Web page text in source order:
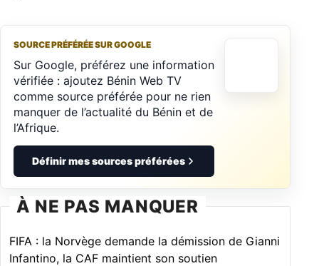
SOURCE PRÉFÉRÉE SUR GOOGLE
Sur Google, préférez une information
vérifiée : ajoutez Bénin Web TV
comme source préférée pour ne rien
manquer de l’actualité du Bénin et de
l’Afrique.
Définir mes sources préférées
À NE PAS MANQUER
FIFA : la Norvège demande la démission de Gianni
Infantino, la CAF maintient son soutien